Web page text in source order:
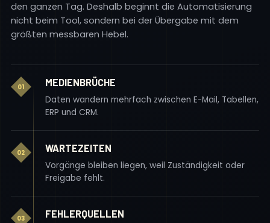
den ganzen Tag. Deshalb beginnt die Automatisierung
nicht beim Tool, sondern bei der Übergabe mit dem
größten messbaren Hebel.
01
MEDIENBRÜCHE
Daten wandern mehrfach zwischen E-Mail, Tabellen,
ERP und CRM.
02
WARTEZEITEN
Vorgänge bleiben liegen, weil Zuständigkeit oder
Freigabe fehlt.
03
FEHLERQUELLEN